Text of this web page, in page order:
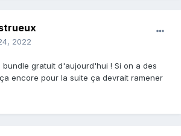
2022
bundle gratuit d'aujourd'hui ! Si on a des
encore pour la suite ça devrait ramener